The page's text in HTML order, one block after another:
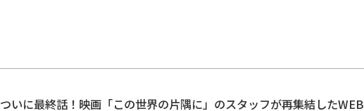
ついに最終話！映画「この世界の片隅に」のスタッフが再集結したWEB